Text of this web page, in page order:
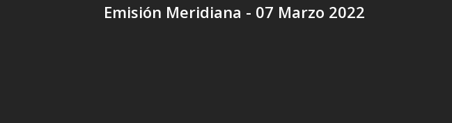
Emisión Meridiana - 07 Marzo 2022